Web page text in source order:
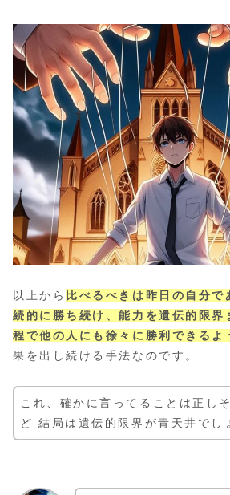
以上から 比べるべきは昨日の自分で
続的に勝ち続け、能力を遺伝的限界
程で他の人にも徐々に勝利できるよ
果を出し続ける手法なのです。
これ、確かに言ってることは正し
ど 結局は遺伝的限界が青天井でし